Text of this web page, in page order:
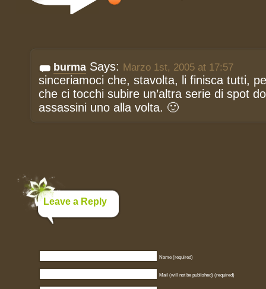
burma Says: Marzo 1st, 2005 at 17:57
sinceriamoci che, stavolta, li finisca tutti,
che ci tocchi subire un’altra serie di spot
assassini uno alla volta. 🙂
Leave a Reply
Name (required)
Mail (will not be published) (required)